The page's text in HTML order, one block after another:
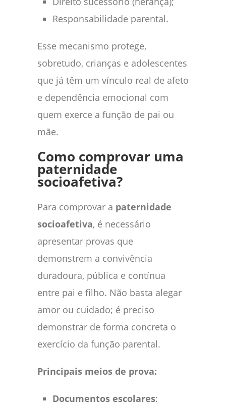
Responsabilidade parental.
Esse mecanismo protege,
sobretudo, crianças e adolescentes
que já têm um vínculo real de afeto
e dependência emocional com
quem exerce a função de pai ou
mãe.
Como comprovar uma
paternidade
socioafetiva?
Para comprovar a paternidade
socioafetiva, é necessário
apresentar provas que
demonstrem a convivência
duradoura, pública e contínua
entre pai e filho. Não basta alegar
amor ou cuidado; é preciso
demonstrar de forma concreta o
exercício da função parental.
Principais meios de prova:
Documentos escolares: